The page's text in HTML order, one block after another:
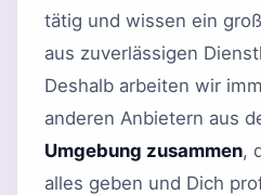
tätig und wissen ein
aus zuverlässigen
Deshalb arbeiten wir
anderen Anbietern aus
Umgebung zusammen,
alles geben und Dich